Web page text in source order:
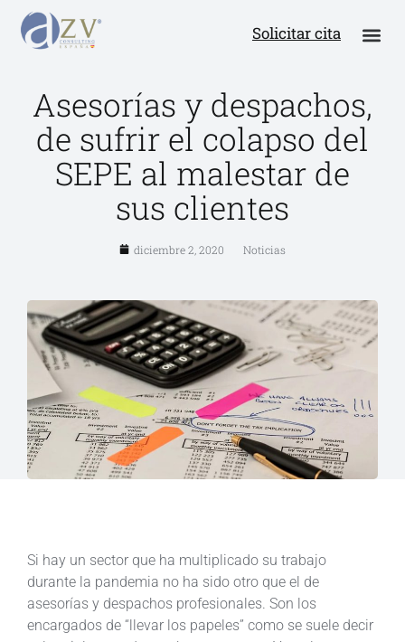
Solicitar cita
Asesorías y despachos,
de sufrir el colapso del
SEPE al malestar de
sus clientes
diciembre 2, 2020 Noticias
Si hay un sector que ha multiplicado su trabajo
durante la pandemia no ha sido otro que el de
asesorías y despachos profesionales. Son los
encargados de “llevar los papeles” como se suele decir